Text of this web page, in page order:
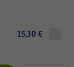
15,30 €